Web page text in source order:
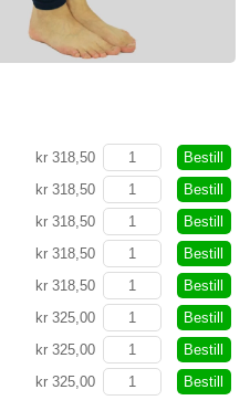
kr 318,50
Bestill
kr 318,50
Bestill
kr 318,50
Bestill
kr 318,50
Bestill
kr 318,50
Bestill
kr 325,00
Bestill
kr 325,00
Bestill
kr 325,00 Bestill